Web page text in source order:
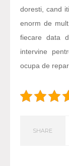
doresti, cand
enorm de
fiecare data
intervine
ocupa de
SHARE